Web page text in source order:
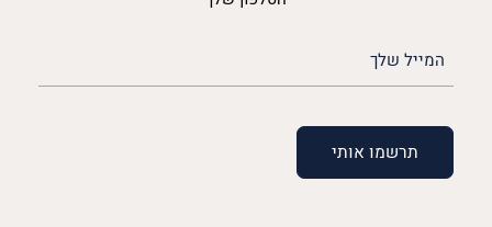
(חובה)